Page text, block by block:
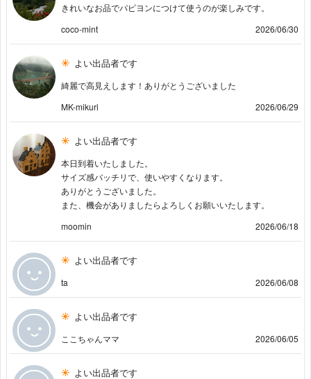
きれいなお品でパピヨンにつけて使うのが楽しみです。
coco-mint
2026/06/30
よい出品者です
綺麗で高見えします！ありがとうございました
MK-mikuri
2026/06/29
よい出品者です
本日到着いたしました。
サイズ感バッチリで、使いやすくなります。
ありがとうございました。
また、機会がありましたらよろしくお願いいたします。
moomin
2026/06/18
よい出品者です
ta 2026/06/08
よい出品者です
ここちゃんママ 2026/06/05
よい出品者です